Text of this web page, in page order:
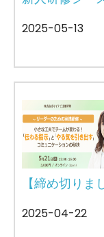
2025-05-13
【締め切り
2025-04-22